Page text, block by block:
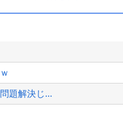
題解決じ...